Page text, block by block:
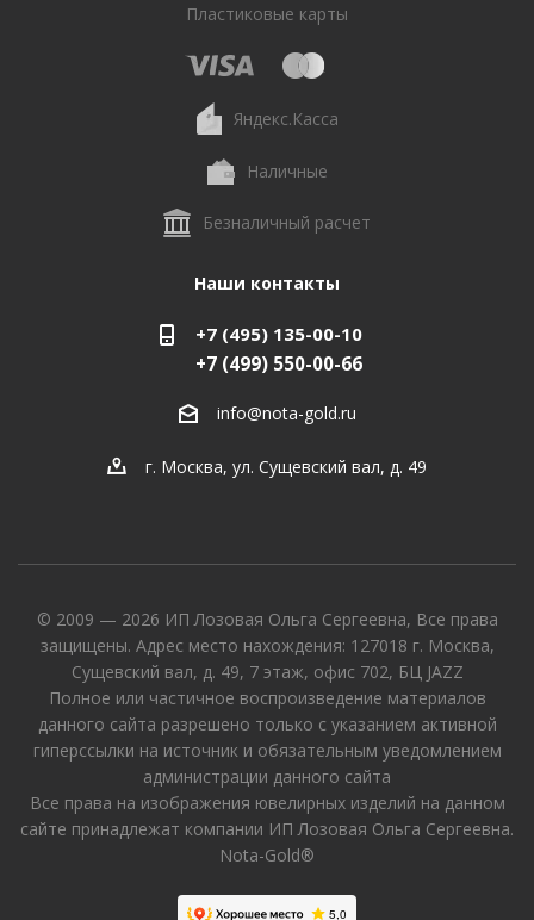
Пластиковые карты
Яндекс.Касса
Наличные
Безналичный расчет
Наши контакты
+7 (495) 135-00-10
+7 (499) 550-00-66
info@nota-gold.ru
г. Москва, ул. Сущевский вал, д. 49
© 2009 — 2026 ИП Лозовая Ольга Сергеевна, Все права
защищены. Адрес место нахождения: 127018 г. Москва,
Сущевский вал, д. 49, 7 этаж, офис 702, БЦ JAZZ
Полное или частичное воспроизведение материалов
данного сайта разрешено только с указанием активной
гиперссылки на источник и обязательным уведомлением
администрации данного сайта
Все права на изображения ювелирных изделий на данном
сайте принадлежат компании ИП Лозовая Ольга Сергеевна.
Nota-Gold®